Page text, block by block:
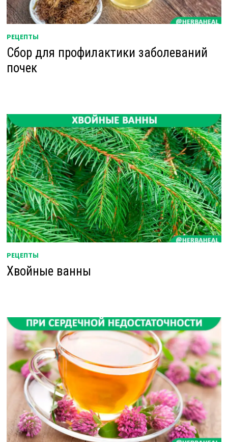
РЕЦЕПТЫ
Сбор для профилактики заболеваний
почек
РЕЦЕПТЫ
Хвойные ванны